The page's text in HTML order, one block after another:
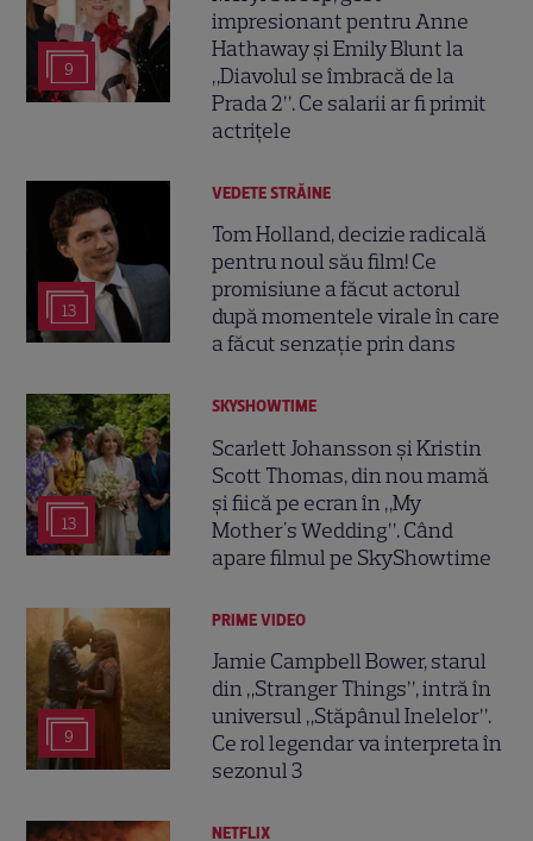
9
impresionant pentru Anne
Hathaway și Emily Blunt la
„Diavolul se îmbracă de la
Prada 2”. Ce salarii ar fi primit
actrițele
13
VEDETE STRĂINE
Tom Holland, decizie radicală
pentru noul său film! Ce
promisiune a făcut actorul
după momentele virale în care
a făcut senzație prin dans
13
SKYSHOWTIME
Scarlett Johansson și Kristin
Scott Thomas, din nou mamă
și fiică pe ecran în „My
Mother's Wedding”. Când
apare filmul pe SkyShowtime
9
PRIME VIDEO
Jamie Campbell Bower, starul
din „Stranger Things”, intră în
universul „Stăpânul Inelelor”.
Ce rol legendar va interpreta în
sezonul 3
NETFLIX